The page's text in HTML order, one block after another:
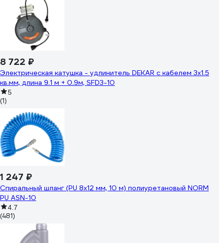
8 722 ₽
Электрическая катушка - удлинитель DEKAR с кабелем 3x1.5
кв.мм, длина 9.1 м + 0.9м, SFD3-10
5
(1)
1 247 ₽
Спиральный шланг (PU 8x12 мм, 10 м) полиуретановый NORM
PU ASN-10
4.7
(481)